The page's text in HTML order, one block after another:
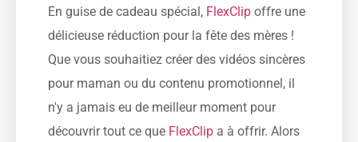
En guise de cadeau spécial, FlexClip offre une
délicieuse réduction pour la fête des mères !
Que vous souhaitiez créer des vidéos sincères
pour maman ou du contenu promotionnel, il
n'y a jamais eu de meilleur moment pour
découvrir tout ce que FlexClip a à offrir. Alors